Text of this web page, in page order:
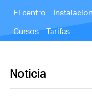
El centro
Cursos
Tarifas
Noticia